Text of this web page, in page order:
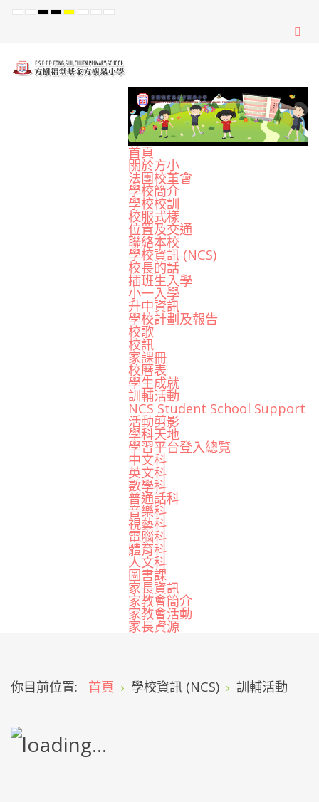
Default
Night
High
mode
High
mode
High
mode
SetSetSet
首頁
關於方小
法團校董會
學校簡介
學校校訓
校服式樣
位置及交通
聯絡本校
學校資訊 (NCS)
校長的話
插班生入學
小一入學
升中資訊
學校計劃及報告
校歌
校訊
家課冊
校曆表
學生成就
訓輔活動
NCS Student School Support
活動剪影
學科天地
學習平台登入總覧
中文科
英文科
數學科
普通話科
音樂科
視藝科
電腦科
體育科
人文科
圖書課
家長資訊
家教會簡介
家教會活動
家長資源
你目前位置: 首頁 學校資訊 (NCS) 訓輔活動